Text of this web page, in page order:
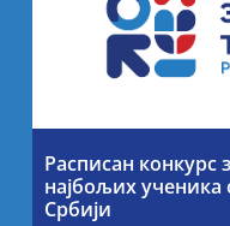
Расписан конкурс
најбољих
Србији